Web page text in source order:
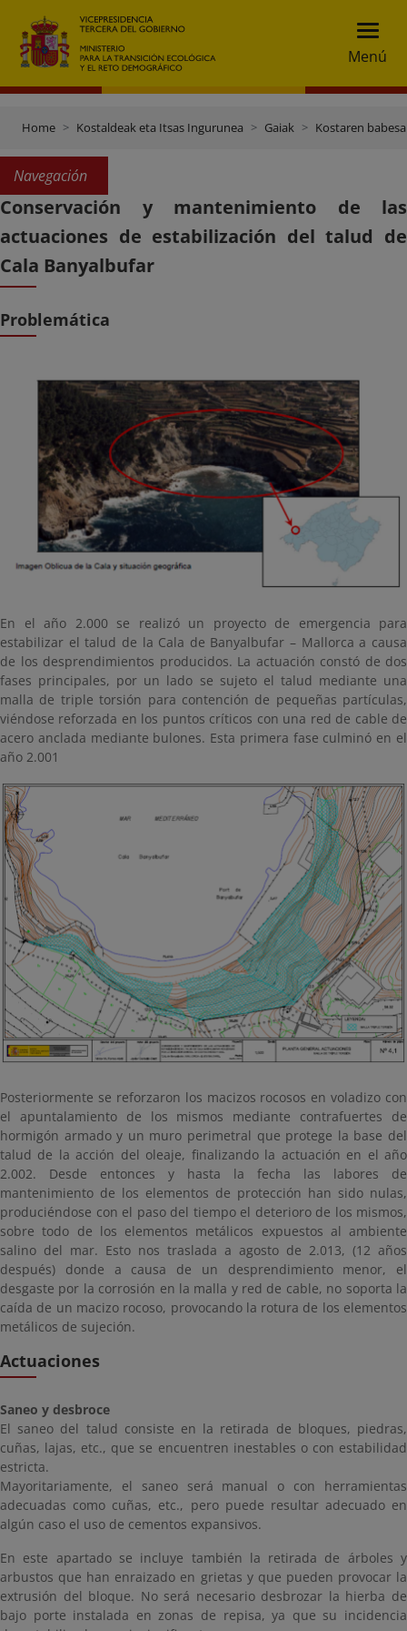
Menú
Home Kostaldeak eta Itsas Ingurunea Gaiak Kostaren babesa
Navegación
Conservación y mantenimiento de las
actuaciones de estabilización del talud de
Cala Banyalbufar
Problemática
En el año 2.000 se realizó un proyecto de emergencia para
estabilizar el talud de la Cala de Banyalbufar – Mallorca a causa
de los desprendimientos producidos. La actuación constó de dos
fases principales, por un lado se sujeto el talud mediante una
malla de triple torsión para contención de pequeñas partículas,
viéndose reforzada en los puntos críticos con una red de cable de
acero anclada mediante bulones. Esta primera fase culminó en el
año 2.001
Posteriormente se reforzaron los macizos rocosos en voladizo con
el apuntalamiento de los mismos mediante contrafuertes de
hormigón armado y un muro perimetral que protege la base del
talud de la acción del oleaje, finalizando la actuación en el año
2.002. Desde entonces y hasta la fecha las labores de
mantenimiento de los elementos de protección han sido nulas,
produciéndose con el paso del tiempo el deterioro de los mismos,
sobre todo de los elementos metálicos expuestos al ambiente
salino del mar. Esto nos traslada a agosto de 2.013, (12 años
después) donde a causa de un desprendimiento menor, el
desgaste por la corrosión en la malla y red de cable, no soporta la
caída de un macizo rocoso, provocando la rotura de los elementos
metálicos de sujeción.
Actuaciones
Saneo y desbroce
El saneo del talud consiste en la retirada de bloques, piedras,
cuñas, lajas, etc., que se encuentren inestables o con estabilidad
estricta.
Mayoritariamente, el saneo será manual o con herramientas
adecuadas como cuñas, etc., pero puede resultar adecuado en
algún caso el uso de cementos expansivos.
En este apartado se incluye también la retirada de árboles y
arbustos que han enraizado en grietas y que pueden provocar la
extrusión del bloque. No será necesario desbrozar la hierba de
bajo porte instalada en zonas de repisa, ya que su incidencia